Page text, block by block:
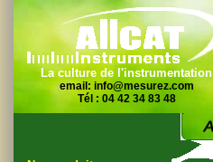
La culture de l'instrumentation
email: info@mesurez.com
Tél : 04 42 34 83 48